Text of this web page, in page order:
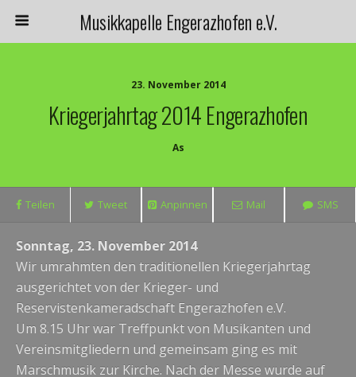
Musikkapelle Engerazhofen e.V.
23. November 2014
Kriegerjahrtag 2014 Engerazhofen
As
Teilen Tweet Anpinnen Mail SMS
Sonntag, 23. November 2014
Wir umrahmten den traditionellen Kriegerjahrtag
ausgerichtet von der Krieger- und
Reservistenkameradschaft Engerazhofen e.V.
Um 8.15 Uhr war Treffpunkt von Musikanten und
Vereinsmitgliedern und gemeinsam ging es mit
Marschmusik zur Kirche. Nach der Messe wurde auf